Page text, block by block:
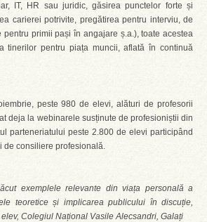
IT, HR sau juridic, găsirea punctelor forte și
carierei potrivite, pregătirea pentru interviu, de
pentru primii pași în angajare ș.a.), toate acestea
tinerilor pentru piața muncii, aflată în continuă
peste 980 de elevi, alături de profesorii
deja la webinarele susținute de profesioniștii din
parteneriatului peste 2.800 de elevi participând
de consiliere profesională.
exemplele relevante din viața personală a
teoretice și implicarea publicului în discuție,
Colegiul Național Vasile Alecsandri, Galați